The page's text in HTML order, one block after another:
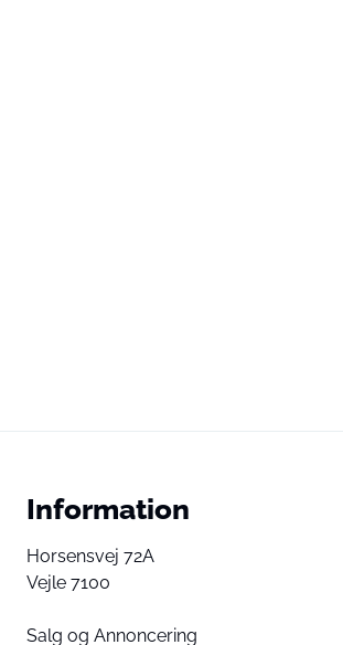
Information
Horsensvej 72A
Vejle 7100
Salg og Annoncering